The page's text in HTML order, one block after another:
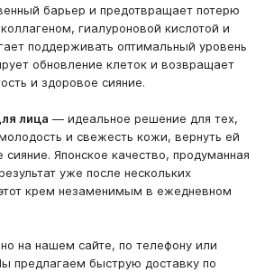
барьер и предотвращает потерю
гиалуроновой кислотой и
поддерживать оптимальный уровень
обновление клеток и возвращает
и здоровое сияние.
лица — идеальное решение для тех,
и свежесть кожи, вернуть ей
сияние. Японское качество, продуманная
уже после нескольких
крем незаменимым в ежедневном
на нашем сайте, по телефону или
предлагаем быструю доставку по